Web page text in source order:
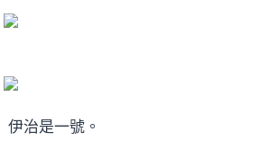
伊治是一號。